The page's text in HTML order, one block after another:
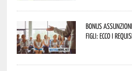
Bonus
figli: ecco i